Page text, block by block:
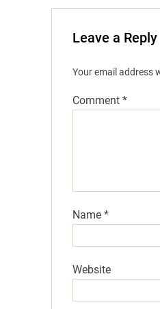
Leave a Reply
Your email address
Comment *
Name *
Website